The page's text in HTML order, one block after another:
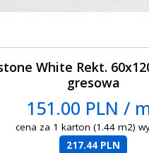
White Rekt.
gresowa
151.00 PLN /
cena za 1 karton (1.44 m2)
217.44 PLN